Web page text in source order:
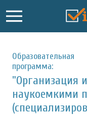
Образовательная
программа:
"Организация
наукоемкими